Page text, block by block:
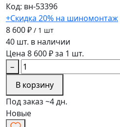
Код: вн-53396
+Скидка 20% на шиномонтаж
8 600 ₽ / 1 шт
40 шт. в наличии
Цена 8 600 ₽ за 1 шт.
−
В корзину
Под заказ ~4 дн.
Новые